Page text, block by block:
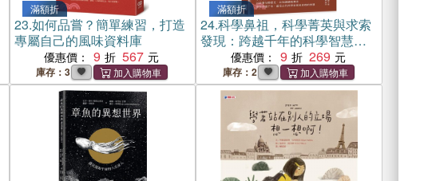
滿額折
23.如何品嘗？簡單練習，打造
專屬自己的風味資料庫
優惠價： 9 567
庫存：3
滿額折
24.科學鼻祖，科學菁英與求索
發現：跨越千年的科學智慧，
從農學到天文的全面發展
優惠價： 9 269
庫存：2